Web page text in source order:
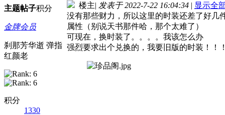
主题帖子积分
金牌会员
刹那芳华逝 弹指
红颜老
积分
1330
楼主| 发表于 2022-7-22 16:04:34 | 显示全
没有那些财力，所以这里的时装还差了好几
属性（别说天书那件哈，那个太难了）
可现在，换时装了。。。。我该怎么办
强烈要求出个兑换的，我要旧版的时装！！